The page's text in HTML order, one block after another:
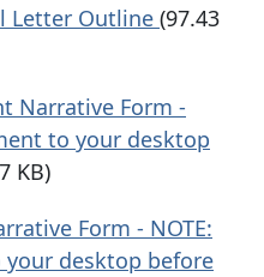
Letter Outline (97.43
Narrative Form -
to your desktop
KB)
Form - NOTE:
desktop before